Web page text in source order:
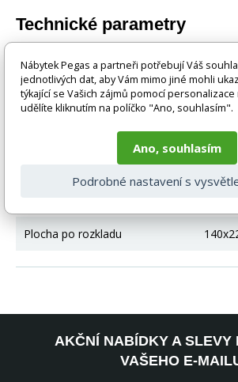
Technické parametry
Úložný prostor Ano
Výška 90 cm
Ano
283 cm
Plocha po rozkladu
AKČNÍ NABÍDKY A SLEVY
VAŠEHO E-
Nábytek Pegas a partneři potřebují Váš
jednotlivých dat, aby Vám mimo jiné mohli
týkající se Vašich zájmů pomocí personalizace
udělíte kliknutím na políčko "Ano, souhlasím".
Ano, souhlasím
Podrobné nastavení s